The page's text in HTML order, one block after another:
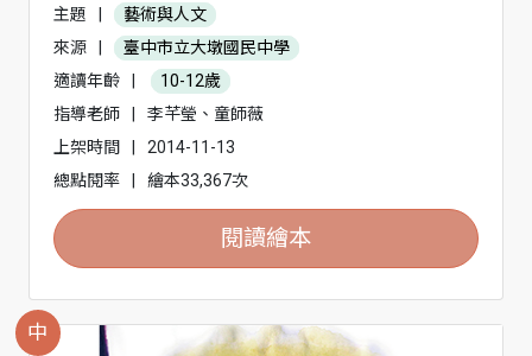
主題
藝術與人文
來源
臺中市立大墩國民中學
適讀年齡
10-12歲
指導老師
李芊瑩、童師薇
上架時間
2014-11-13
總點閱率
繪本33,367次
閱讀繪本
中